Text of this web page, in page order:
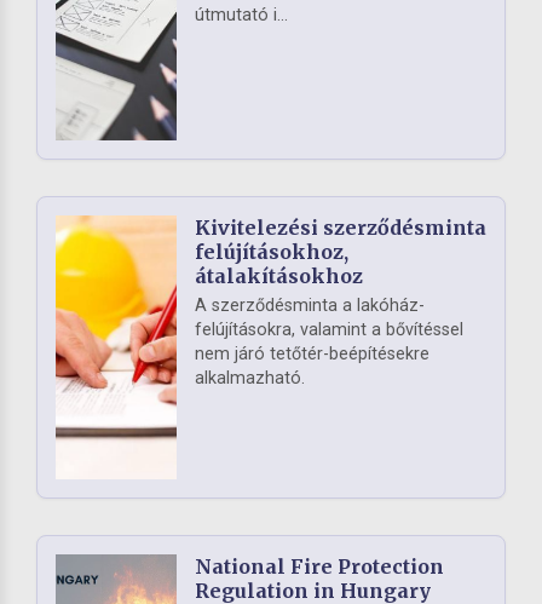
útmutató i...
Kivitelezési szerződésminta
felújításokhoz,
átalakításokhoz
A szerződésminta a lakóház-
felújításokra, valamint a bővítéssel
nem járó tetőtér-beépítésekre
alkalmazható.
National Fire Protection
Regulation in Hungary